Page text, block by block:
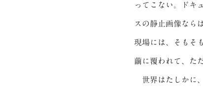
ってこない。ドキ
スの静止画像なら
現場には、そもそ
繭に覆われて、た
世界はたしかに